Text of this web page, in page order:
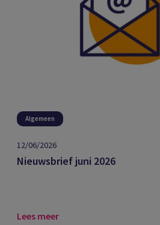
Algemeen
12/06/2026
Nieuwsbrief juni 2026
Lees meer